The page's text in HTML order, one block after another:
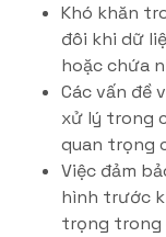
Khó khăn
đôi khi dữ
hoặc chứa
Các vấn đề
xử lý trong
quan trọng
Việc đảm
hình trước
trọng trong